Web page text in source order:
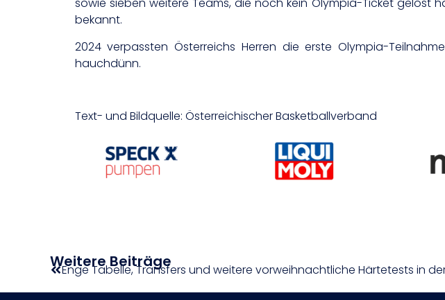
sowie sieben weitere Teams, die noch kein Olympia-Ticket gelöst
bekannt.
2024 verpassten Österreichs Herren die erste Olympia-
hauchdünn.
Text- und Bildquelle: Österreichischer Basketballverband
Weitere Beiträge